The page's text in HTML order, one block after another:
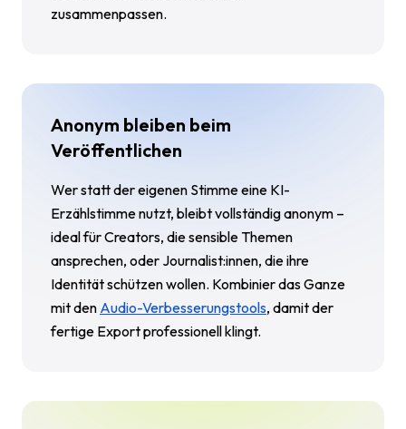
zusammenpassen.
Anonym bleiben beim
Veröffentlichen
Wer statt der eigenen Stimme eine KI-
Erzählstimme nutzt, bleibt vollständig anonym –
ideal für Creators, die sensible Themen
ansprechen, oder Journalist:innen, die ihre
Identität schützen wollen. Kombinier das Ganze
mit den Audio-Verbesserungstools, damit der
fertige Export professionell klingt.